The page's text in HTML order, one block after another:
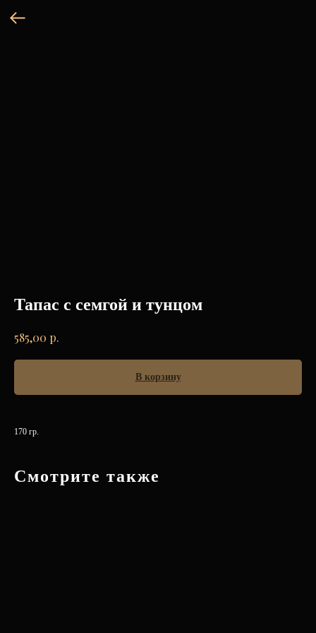
Тапас с семгой и тунцом
585,00 р.
В корзину
170 гр.
Смотрите также